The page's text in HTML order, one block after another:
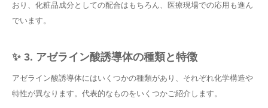
おり、化粧品成分としての配合はもちろん、医療現場での応用も進ん
でいます。
✨ 3. アゼライン酸誘導体の種類と特徴
アゼライン酸誘導体にはいくつかの種類があり、それぞれ化学構造や
特性が異なります。代表的なものをいくつかご紹介します。